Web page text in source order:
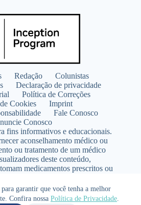
para garantir que você tenha a melhor
Confira nossa Política de Privacidade.
Redação
Colunistas
Declaração de privacidade
Política de Correções
Cookies
Imprint
Fale Conosco
Conosco
fins informativos e educacionais.
aconselhamento médico ou
ou tratamento de um médico
deste conteúdo,
medicamentos prescritos ou
suplementação ou estilo de
vida.